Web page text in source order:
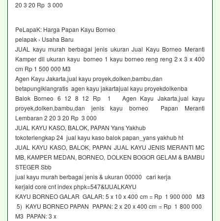
20 3 20 Rp 3 000
PeLapaK: Harga Papan Kayu Borneo
pelapak › Usaha Baru
JUAL kayu murah berbagai jenis ukuran Jual Kayu Borneo Meranti
Kamper dll ukuran kayu borneo 1 kayu borneo reng reng 2 x 3 x 400
cm Rp 1 500 000 M3
Agen Kayu Jakarta,jual kayu proyek,dolken,bambu,dan
betapungiklangratis agen kayu jakartajual kayu proyekdolkenba
Balok Borneo 6 12 8 12 Rp 1 Agen Kayu Jakarta,jual kayu
proyek,dolken,bambu,dan jenis kayu borneo Papan Meranti
Lembaran 2 20 3 20 Rp 3 000
JUAL KAYU KASO, BALOK, PAPAN Yans Yakhub
tokoterlengkap 24 jual kayu kaso balok papan_yans yakhub ht
JUAL KAYU KASO, BALOK, PAPAN JUAL KAYU JENIS MERANTI MC
MB, KAMPER MEDAN, BORNEO, DOLKEN BOGOR GELAM & BAMBU
STEGER Sbb
jual kayu murah berbagai jenis & ukuran 00000 cari kerja
kerjaid core cnt index phpk=547&fJUALKAYU
KAYU BORNEO GALAR GALAR: 5 x 10 x 400 cm = Rp 1 900 000 M3
5) KAYU BORNEO PAPAN PAPAN: 2 x 20 x 400 cm = Rp 1 800 000
M3 PAPAN: 3 x